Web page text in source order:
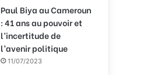
Paul Biya au Cameroun
: 41 ans au pouvoir et
l’incertitude de
l’avenir politique
11/07/2023